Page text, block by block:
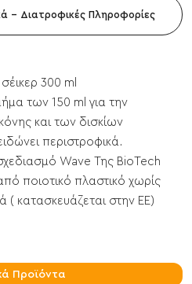
- Διατροφικές Πληροφορίες
300 ml
των 150 ml για την
και των δισκίων
περιστροφικά.
Wave Της BioTech
ποιοτικό πλαστικό χωρίς
( κατασκευάζεται στην ΕΕ)
Προϊόντα